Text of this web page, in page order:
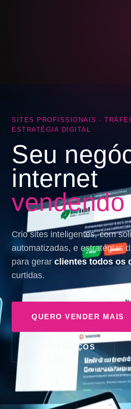
SITES PROFISSIONAIS ·
ESTRATÉGIA DIGITAL
Seu
internet
Crio sites inteligentes, com
automatizadas, e estratégias
para gerar clientes todos os
curtidas.
QUERO VENDER MAIS
VER SERVIÇOS